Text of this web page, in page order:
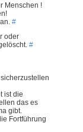
Menschen !
#
oder
#
ist die
das es
gibt.
Fortführung